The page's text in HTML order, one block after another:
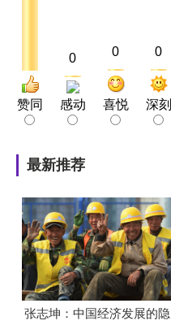
赞同
0
感动
0
喜悦
0
深刻
最新推荐
张志坤：中国经济发展的隐